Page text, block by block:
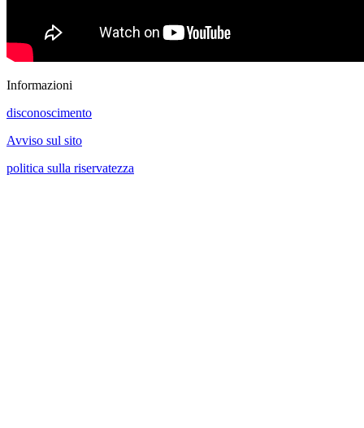
Informazioni
disconoscimento
Avviso sul sito
politica sulla riservatezza